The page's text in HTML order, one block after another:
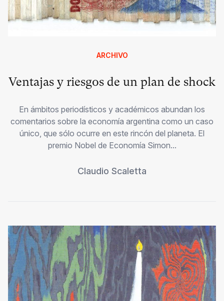
ARCHIVO
Ventajas y riesgos de un plan de shock
En ámbitos periodísticos y académicos abundan los
comentarios sobre la economía argentina como un caso
único, que sólo ocurre en este rincón del planeta. El
premio Nobel de Economía Simon...
Claudio Scaletta